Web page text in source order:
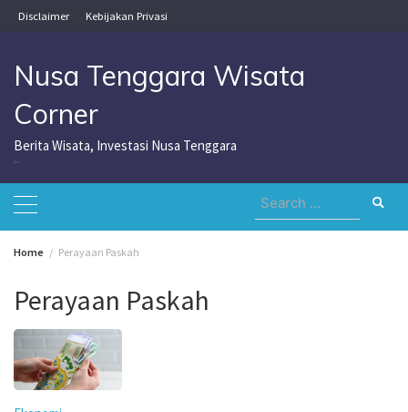
Skip
to
Disclaimer Kebijakan Privasi
Nusa Tenggara Wisata
Corner
Berita Wisata, Investasi Nusa Tenggara
Search
for:
Home Perayaan Paskah
Perayaan Paskah